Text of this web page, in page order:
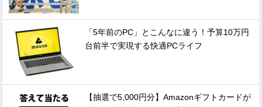
「5年前のPC」とこんなに違う！予算10万円
台前半で実現する快適PCライフ
【抽選で5,000円分】Amazonギフトカードが